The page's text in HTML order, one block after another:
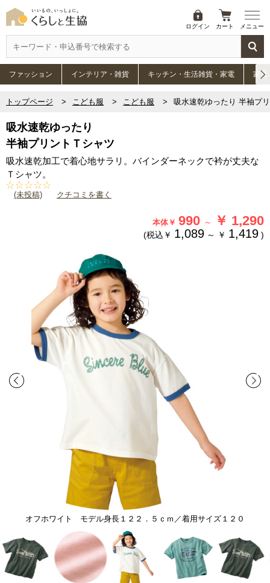
ログイン カート メニュー
ファッション インテリア・雑貨 キッチン・生活雑貨・家電 家具
トップページ こども服 こども服 吸水速乾ゆったり 半袖プ
吸水速乾ゆったり
半袖プリントＴシャツ
吸水速乾加工で着心地サラリ。バインダーネックで衿が丈夫な
Ｔシャツ。
(未投稿) クチコミを書く
本体￥ 990 ～ ￥ 1,290
(税込￥ 1,089 ～ ￥ 1,419 )
オフホワイト モデル身長１２２．５ｃｍ／着用サイズ１２０